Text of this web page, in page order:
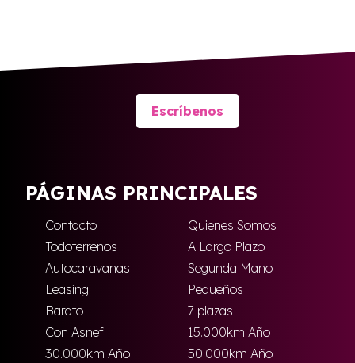
Escríbenos
PÁGINAS PRINCIPALES
Contacto
Quienes Somos
Todoterrenos
A Largo Plazo
Autocaravanas
Segunda Mano
Leasing
Pequeños
Barato
7 plazas
Con Asnef
15.000km Año
30.000km Año
50.000km Año